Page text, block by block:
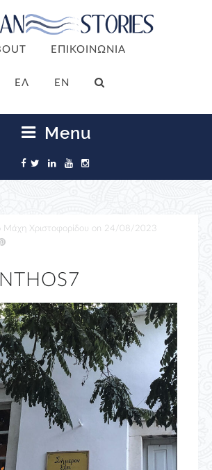
ΕΠΙΚΟΙΝΩΝΙΑ
ΕΛ EN
Menu
Μάχη Χριστοφορίδου on 24/08/2023